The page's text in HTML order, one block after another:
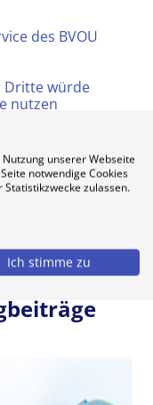
des BVOU
Dritte würde
nutzen
unserer Webseite
notwendige Cookies
zulassen.
Ich stimme zu